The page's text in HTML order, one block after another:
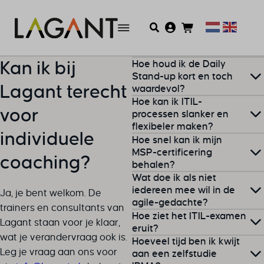
Kan ik bij
Lagant terecht
voor
individuele
coaching?
Ja, je bent welkom. De
trainers en consultants van
Lagant staan voor je klaar,
wat je verandervraag ook is.
Leg je vraag aan ons voor
Hoe houd ik de Daily
Stand-up kort en toch
waardevol?
De Daily Stand-up kan snel
verzanden in lange
gesprekken of herhaling van
bekende zaken. Zorg daarom
voor een vaste structuur,
bijvoorbeeld door iedereen
kort te laten beantwoorden:
“Wat heb ik gisteren
gedaan? Wat ga ik vandaag
doen? Loop ik ergens
tegenaan?” Beperk je tot de
Hoe kan ik ITIL-
processen slanker en
flexibeler maken?
ITIL kan als ‘log en formeel’
worden ervaren, maar je
kunt de processen
aanpassen aan je
organisatie. Richt je vooral
op value streams: welke
activiteiten leveren écht
waarde voor de klant of
Hoe snel kan ik mijn
MSP-certificering
behalen?
Afhankelijk van jouw
studietempo kun je de
certificering binnen enkele
weken behalen.
Wat doe ik als niet
iedereen mee wil in de
agile-gedachte?
Interne weerstand of een
gebrek aan buy-in is een
veelvoorkomende angst.
Hoe ziet het ITIL-examen
eruit?
Hoe het ITIL-examen
Hoeveel tijd ben ik kwijt
aan een zelfstudie